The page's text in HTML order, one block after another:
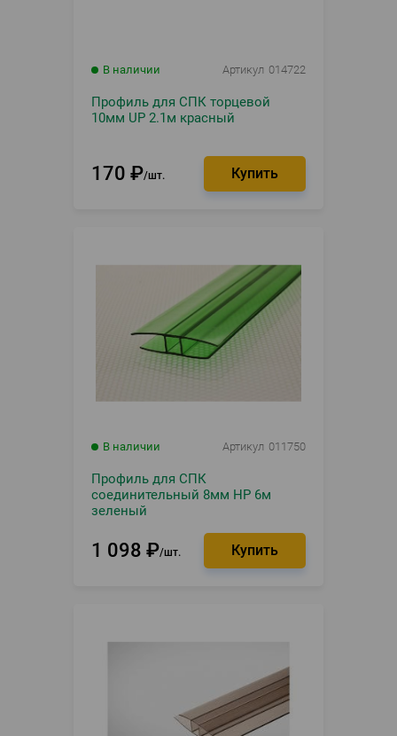
В наличии Артикул 014722
Профиль для СПК торцевой
10мм UP 2.1м красный
170 ₽ шт.
В наличии Артикул 011750
Профиль для СПК
соединительный 8мм HP 6м
зеленый
1 098 ₽ шт.